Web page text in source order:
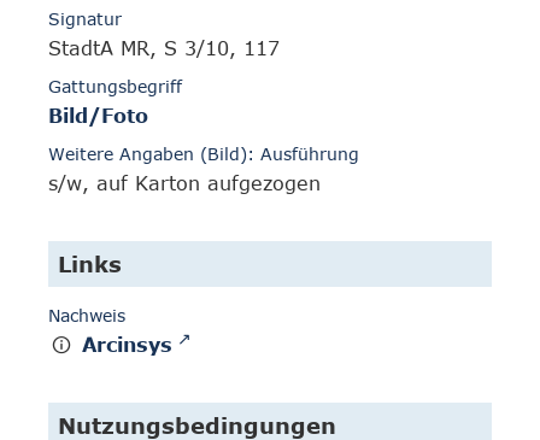
Signatur
StadtA MR, S 3/10, 117
Gattungsbegriff
Bild/Foto
Weitere Angaben (Bild): Ausführung
s/w, auf Karton aufgezogen
Links
Nachweis
Arcinsys
Nutzungsbedingungen